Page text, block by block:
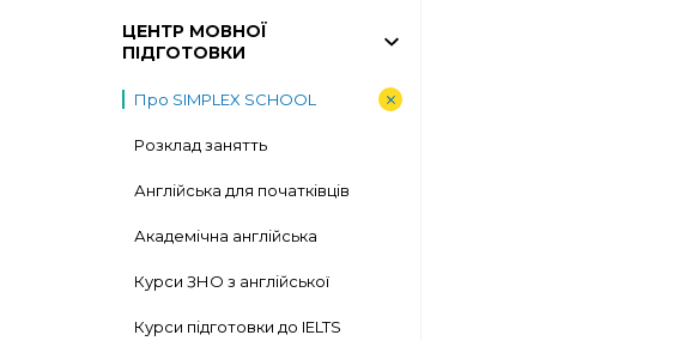
ЦЕНТР МОВНОЇ
ПІДГОТОВКИ
Про SIMPLEX SCHOOL
Розклад занятть
Англійська для початківців
Академічна англійська
Курси ЗНО з англійської
Курси підготовки до IELTS